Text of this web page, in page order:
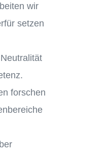
wir
setzen
forschen